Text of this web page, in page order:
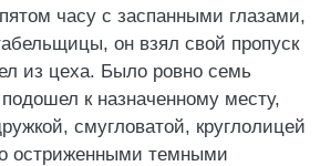
часу с заспанными глазами,
он взял свой пропуск
из цеха. Было ровно семь
к назначенному месту,
смугловатой, круглолицей
остриженными темными